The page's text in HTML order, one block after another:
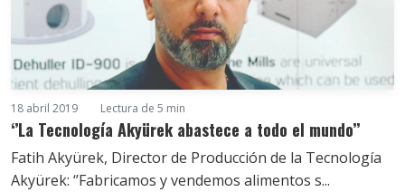
18 abril 2019 Lectura de 5 min
‘’La Tecnología Akyürek abastece a todo el mundo’’
Fatih Akyürek, Director de Producción de la Tecnología
Akyürek: ‘’Fabricamos y vendemos alimentos s...